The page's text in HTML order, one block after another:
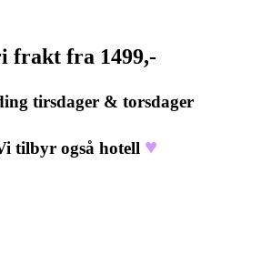
frakt fra 1499,-
tirsdager & torsdager
tilbyr også hotell ♥